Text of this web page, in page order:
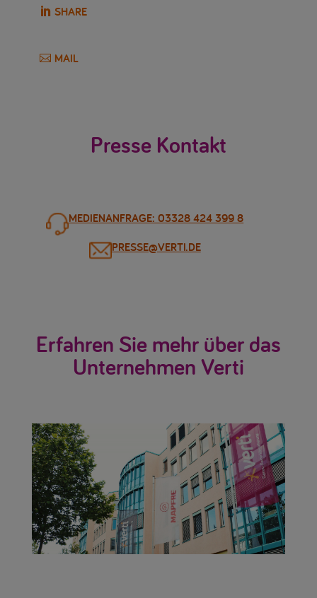
SHARE
MAIL
Presse Kontakt
MEDIENANFRAGE: 03328 424 399 8
PRESSE@VERTI.DE
Erfahren Sie mehr über das
Unternehmen Verti